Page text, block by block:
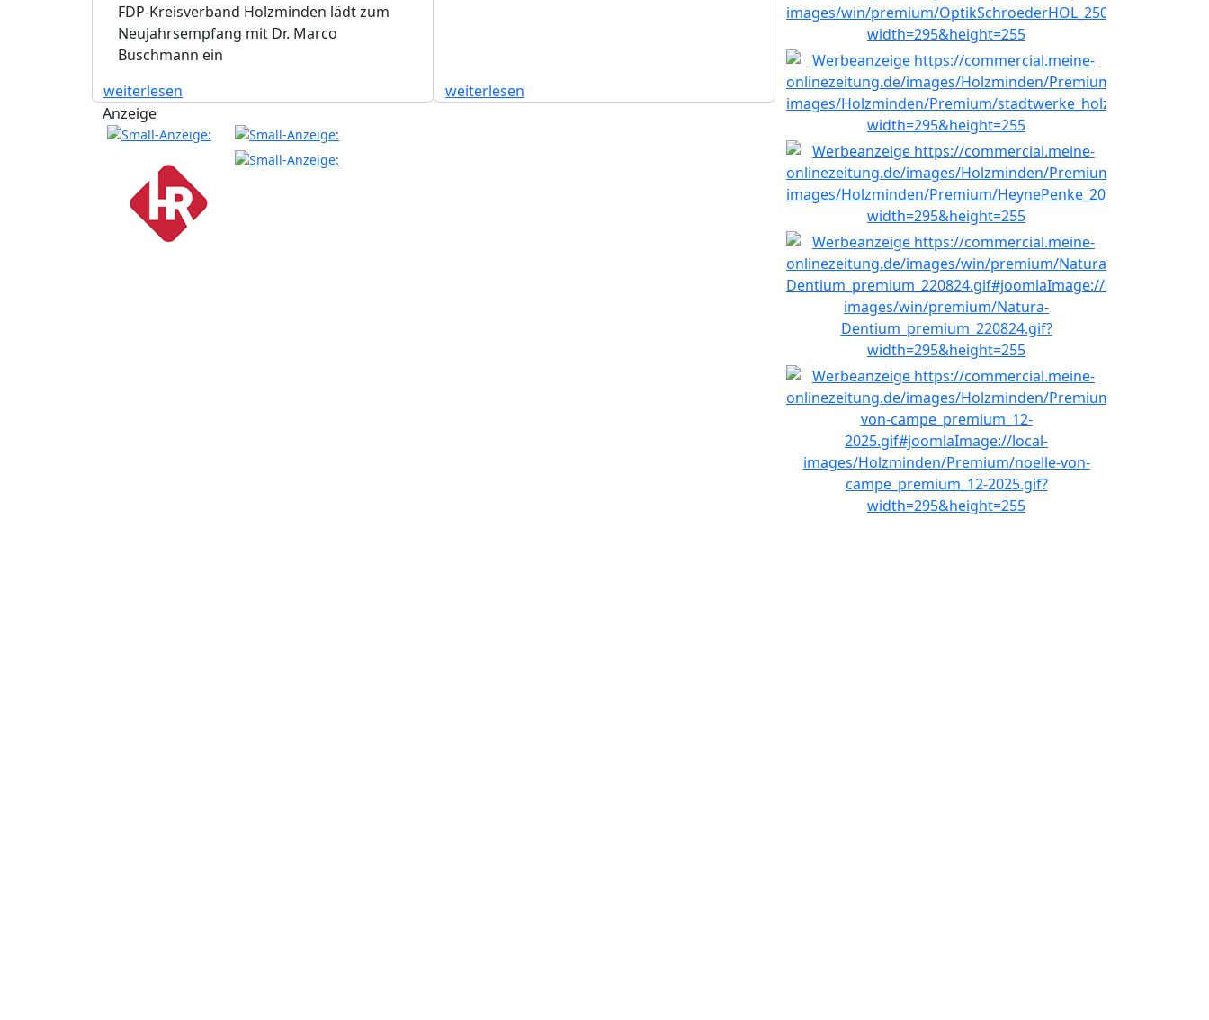
FDP-Kreisverband Holzminden lädt zum
Neujahrsempfang mit Dr. Marco
Buschmann ein
weiterlesen
weiterlesen
Anzeige